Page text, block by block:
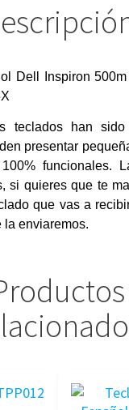
Dell Inspiron
teclados han
presentar
funcionales.
si quieres que te
que vas a
la enviaremos.